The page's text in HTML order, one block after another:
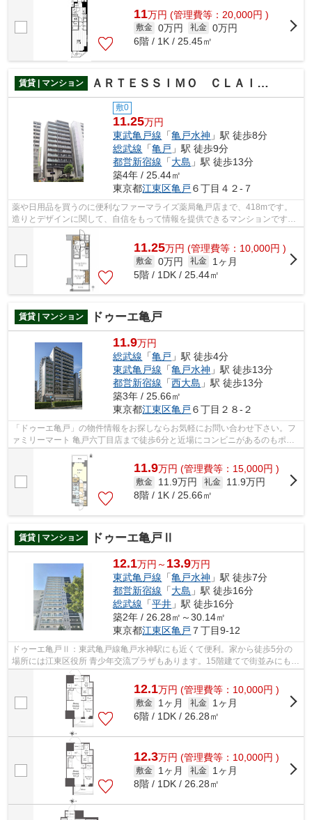
11万円 (管理費等：20,000円 )
敷金 0万円 礼金 0万円
6階 / 1K / 25.45㎡
賃貸 | マンション ＡＲＴＥＳＳＩＭＯ ＣＬＡＩＲＴＯＲＴＥ
敷0
11.25万円
東武亀戸線 「亀戸水神 」駅 徒歩8分
総武線 「亀戸 」駅 徒歩9分
都営新宿線 「大島 」駅 徒歩13分
築4年 / 25.44㎡
東京都江東区亀戸 ６丁目４２-７
薬や日用品を買うのに便利なファーマライズ薬局亀戸店まで、418mです。
造りとデザインに関して、自信をもって情報を提供できるマンションです。
地上13階建ての物件です。初期費用はカ...
11.25万円 (管理費等：10,000円 )
敷金 0万円 礼金
1ヶ月
5階 / 1DK / 25.44㎡
賃貸 | マンション ドゥーエ亀戸
11.9万円
総武線 「亀戸 」駅 徒歩4分
東武亀戸線 「亀戸水神 」駅 徒歩13分
都営新宿線 「西大島 」駅 徒歩13分
築3年 / 25.66㎡
東京都江東区亀戸 ６丁目２８-２
「ドゥーエ亀戸」の物件情報をお探しならお気軽にお問い合わせ下さい。フ
ァミリーマート 亀戸六丁目店まで徒歩6分と近場にコンビニがあるのもポイ
ント。周辺環境の良い14階建ての建物...
11.9万円 (管理費等：15,000円 )
敷金 11.9万円 礼金
11.9万円
8階 / 1K / 25.66㎡
賃貸 | マンション ドゥーエ亀戸Ⅱ
12.1万円～ 13.9万円
東武亀戸線 「亀戸水神 」駅 徒歩7分
都営新宿線 「大島 」駅 徒歩16分
総武線 「平井 」駅 徒歩16分
築2年 / 26.28㎡～30.14㎡
東京都江東区亀戸 ７丁目9-12
ドゥーエ亀戸Ⅱ：東武亀戸線亀戸水神駅にも近くて便利。家から徒歩5分の
場所には江東区役所 青少年交流プラザもあります。15階建てで街並みにも馴
染んだ物件です。築5年以内と築浅なの...
12.1万円 (管理費等：10,000円 )
敷金 1ヶ月 礼金
1ヶ月
6階 / 1DK / 26.28㎡
12.3万円 (管理費等：10,000円 )
敷金 1ヶ月 礼金
1ヶ月
8階 / 1DK / 26.28㎡